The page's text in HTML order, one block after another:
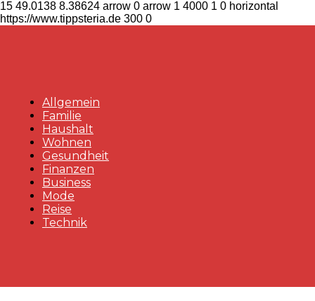
15 49.0138 8.38624 arrow 0 arrow 1 4000 1 0 horizontal
https://www.tippsteria.de 300 0
Allgemein
Familie
Haushalt
Wohnen
Gesundheit
Finanzen
Business
Mode
Reise
Technik